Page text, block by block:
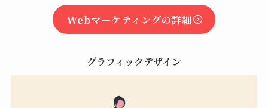
Webマーケティングの詳細
グラフィックデザイン